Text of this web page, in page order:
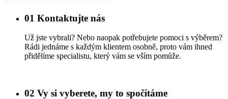
01 Kontaktujte nás
Už jste vybrali? Nebo naopak potřebujete pomoci s výběrem?
Rádi jednáme s každým klientem osobně, proto vám ihned
přidělíme specialistu, který vám se vším pomůže.
02 Vy si vyberete, my to spočítáme